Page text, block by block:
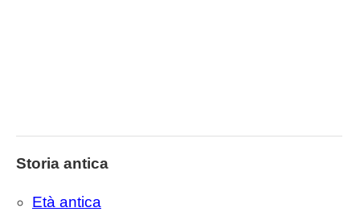
Storia antica
Età antica